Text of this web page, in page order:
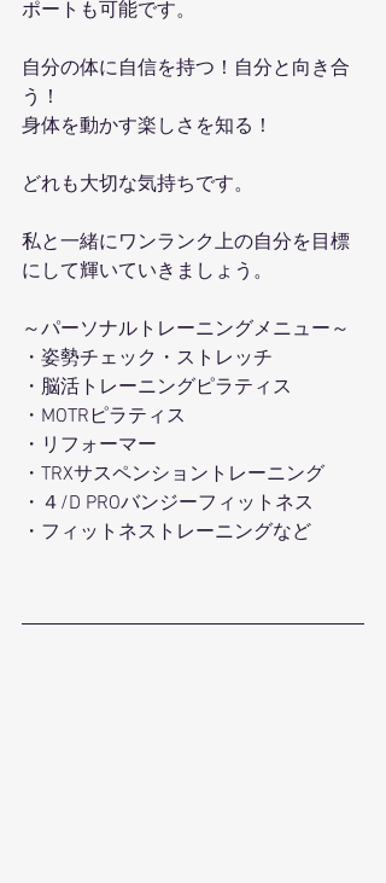
ポートも可能です。
自分の体に自信を持つ！自分と向き合
う！
身体を動かす楽しさを知る！
どれも大切な気持ちです。
私と一緒にワンランク上の自分を目標
にして輝いていきましょう。
～パーソナルトレーニングメニュー～
・姿勢チェック・ストレッチ
・脳活トレーニングピラティス
・MOTRピラティス
・リフォーマー
・TRXサスペンショントレーニング
・４/D PROバンジーフィットネス
・フィットネストレーニングなど